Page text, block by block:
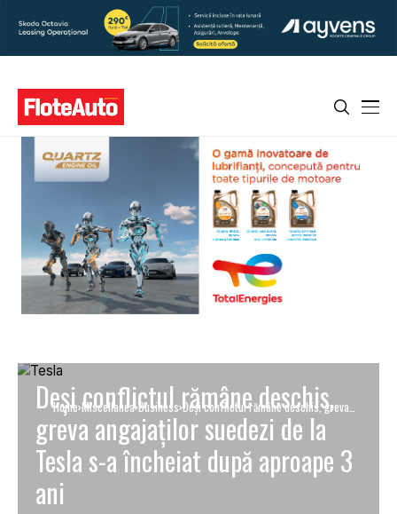
Home Miscellanea Business Deși conflictul rămâne deschis, greva
angajaților suedezi de la Tesla s-a încheiat
după aproape 3 ani
Deși conflictul rămâne deschis,
greva angajaților suedezi de la
Tesla s-a încheiat după aproape 3
ani